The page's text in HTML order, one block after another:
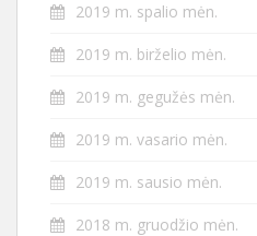
2019 m. spalio mėn.
2019 m. birželio mėn.
2019 m. gegužės mėn.
2019 m. vasario mėn.
2019 m. sausio mėn.
2018 m. gruodžio mėn.